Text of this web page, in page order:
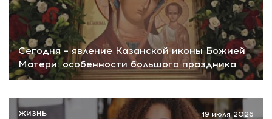
Сегодня – явление Казанской иконы Божией
Матери: особенности большого праздника
19 июля 2026
ЖИЗНЬ